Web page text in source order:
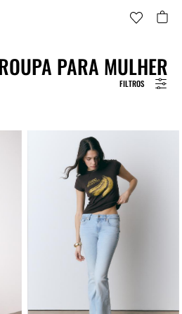
FILTROS
PARA MULHER